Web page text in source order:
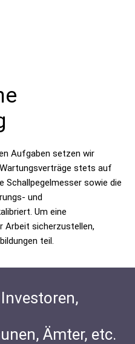
Aufgaben setzen wir
stets auf
Schallpegelmesser sowie die
und
Um eine
Arbeit sicherzustellen,
teil.
Ämter, etc.